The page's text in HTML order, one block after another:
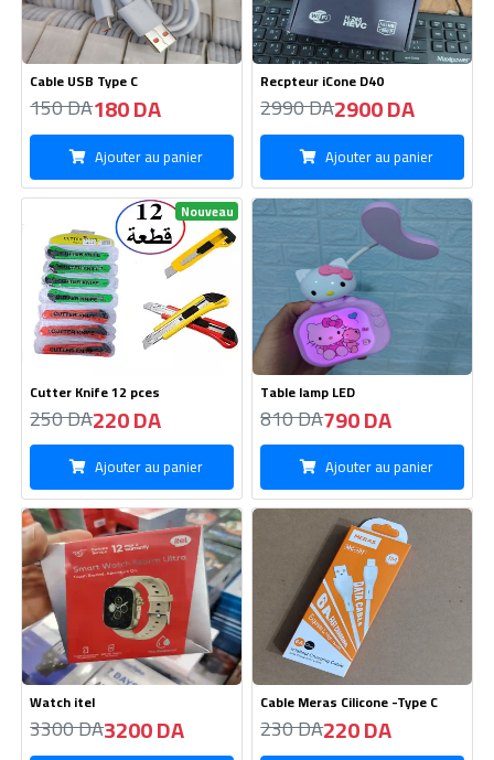
Ajouter au panier Ajouter au panier
Watch itel
3300 DA3200 DA
Ajouter au panier
Cable Meras Cilicone -Type C
230 DA220 DA
Ajouter au panier
Chargeur Nokia 1100 Frak
160 DA 160 DA
Ajouter au panier
Chargeur iPhone 14 Pro Max-
600 DA550 DA
Ajouter au panier